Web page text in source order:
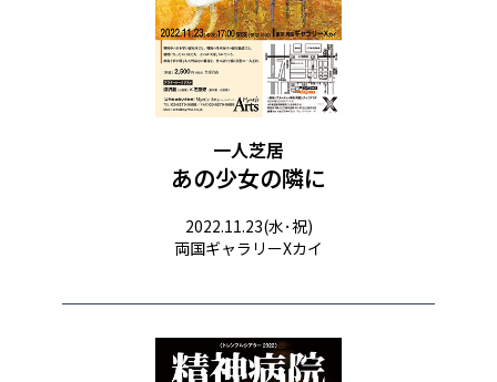
一人芝居
あの少女の隣に
2022.11.23(水･祝)
両国ギャラリーXカイ